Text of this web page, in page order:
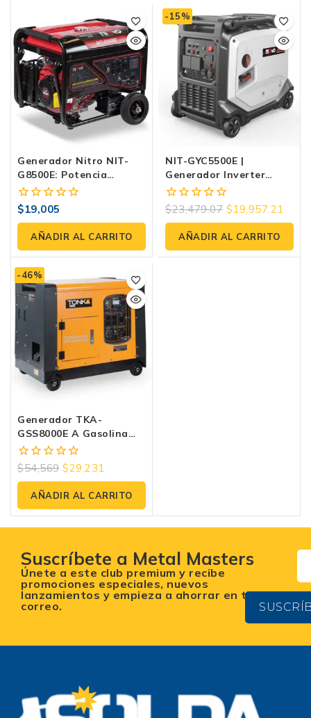
Generador Nitro NIT-
G8500E: Potencia
Ininterrumpida De
8000W Con Motor De
Alta Capacidad.
0
fuera
5
$19,005
AÑADIR AL CARRITO
-15%
NIT-GYC5500E |
Generador Inverter
Silencioso 5.5 KW
110/220V Para Hogar,
Oficina Móvil Y
Exteriores
0
fuera
5
$23,479.07 $19,957.21
AÑADIR AL CARRITO
-46%
Generador TKA-
GSS8000E A Gasolina
7000W – Ultra Silencioso
Y Potente Con Arranque
Eléctrico.
0
fuera
5
$54,569 $29,231
AÑADIR AL CARRITO
Suscríbete a Metal Masters
Únete a este club premium y recibe
promociones especiales, nuevos
lanzamientos y empieza a ahorrar en tu
correo.